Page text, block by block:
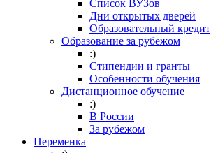
Список ВУЗов
Дни открытых дверей
Образовательный кредит
Образование за рубежом
:)
Стипендии и гранты
Особенности обучения
Дистанционное обучение
:)
В России
За рубежом
Переменка